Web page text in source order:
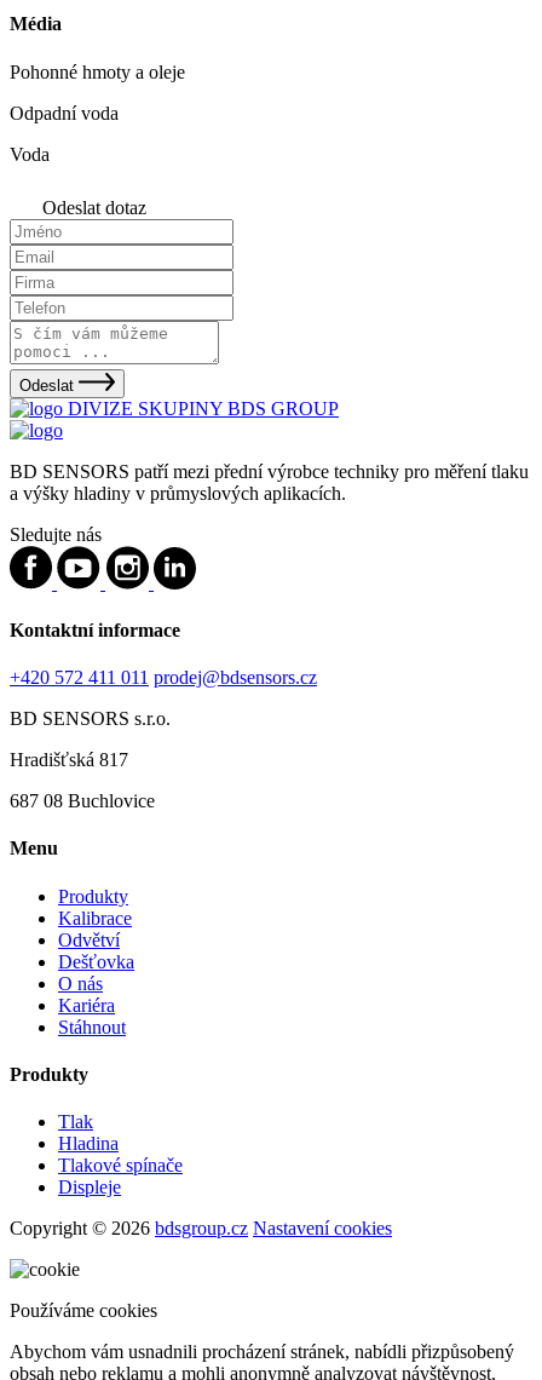
Média
Pohonné hmoty a oleje
Odpadní voda
Voda
Odeslat dotaz
Odeslat
DIVIZE SKUPINY BDS GROUP
BD SENSORS patří mezi přední výrobce techniky pro měření tlaku
a výšky hladiny v průmyslových aplikacích.
Sledujte nás
Kontaktní informace
+420 572 411 011 prodej@bdsensors.cz
BD SENSORS s.r.o.
Hradišťská 817
687 08 Buchlovice
Menu
Produkty
Kalibrace
Odvětví
Dešťovka
O nás
Kariéra
Stáhnout
Produkty
Tlak
Hladina
Tlakové spínače
Displeje
Copyright © 2026 bdsgroup.cz Nastavení cookies
Používáme cookies
Abychom vám usnadnili procházení stránek, nabídli přizpůsobený
obsah nebo reklamu a mohli anonymně analyzovat návštěvnost,